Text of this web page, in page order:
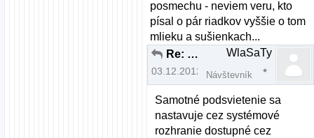
posmechu - neviem veru, kto
písal o pár riadkov vyššie o tom
mlieku a sušienkach...
Re: brightness fedora nefunkcne fn klavesy
03.12.2012 | 15:29
WlaSaTy
Návštevník
Samotné podsvietenie sa
nastavuje cez systémové
rozhranie dostupné cez